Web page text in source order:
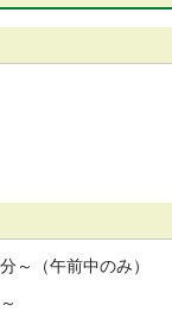
～（午前中のみ）